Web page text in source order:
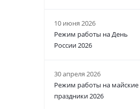
10 июня 2026
Режим работы на День
России 2026
30 апреля 2026
Режим работы на майские
праздники 2026